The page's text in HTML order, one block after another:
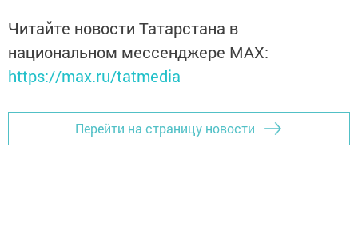
Читайте новости Татарстана в
национальном мессенджере MАХ:
https://max.ru/tatmedia
Перейти на страницу новости